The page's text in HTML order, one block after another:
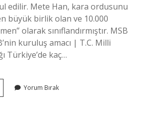
edilir. Mete Han, kara ordusunu
büyük birlik olan ve 10.000
olarak sınıflandırmıştır. MSB
kuruluş amacı | T.C. Milli
Türkiye’de kaç…
Yorum Bırak